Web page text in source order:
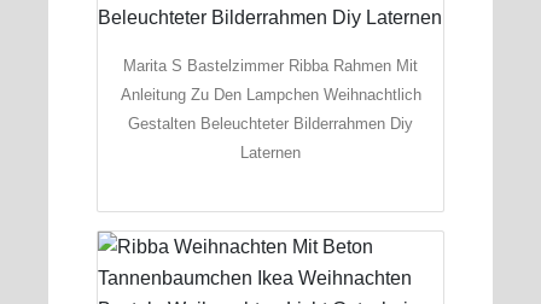
Marita S Bastelzimmer Ribba Rahmen Mit
Anleitung Zu Den Lampchen Weihnachtlich
Gestalten Beleuchteter Bilderrahmen Diy
Laternen